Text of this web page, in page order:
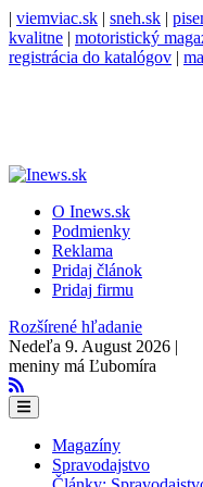
| viemviac.sk | sneh.sk |
kvalitne | motoristický
registrácia do katalógov |
O Inews.sk
Podmienky
Reklama
Pridaj článok
Pridaj firmu
Rozšírené hľadanie
Nedeľa 9. August 2026 |
meniny má Ľubomíra
Magazíny
Spravodajstvo